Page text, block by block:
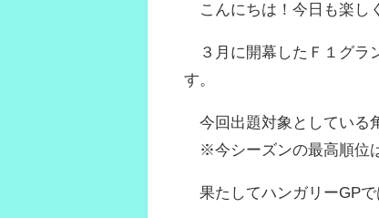
こんにちは！今日も楽し
３月に開幕したＦ１グラ
す。
今回出題対象としている
※今シーズンの最高順位
果たしてハンガリーGPで